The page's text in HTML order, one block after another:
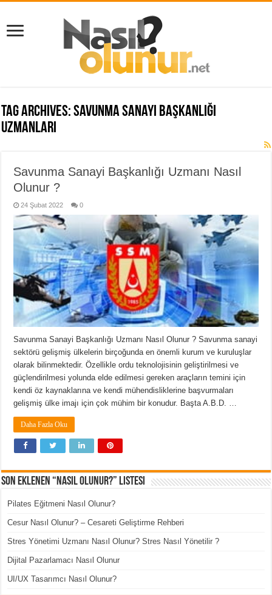
Tag Archives:Savunma Sanayi Başkanlığı
uzmanları
Savunma Sanayi Başkanlığı Uzmanı Nasıl
Olunur ?
24 Şubat 2022 0
Savunma Sanayi Başkanlığı Uzmanı Nasıl Olunur ? Savunma sanayi
sektörü gelişmiş ülkelerin birçoğunda en önemli kurum ve kuruluşlar
olarak bilinmektedir. Özellikle ordu teknolojisinin geliştirilmesi ve
güçlendirilmesi yolunda elde edilmesi gereken araçların temini için
kendi öz kaynaklarına ve kendi mühendisliklerine başvurmaları
gelişmiş ülke imajı için çok mühim bir konudur. Başta A.B.D. …
Daha Fazla Oku
Son Eklenen “Nasıl Olunur?” Listesi
Pilates Eğitmeni Nasıl Olunur?
Cesur Nasıl Olunur? – Cesareti Geliştirme Rehberi
Stres Yönetimi Uzmanı Nasıl Olunur? Stres Nasıl Yönetilir ?
Dijital Pazarlamacı Nasıl Olunur
UI/UX Tasarımcı Nasıl Olunur?